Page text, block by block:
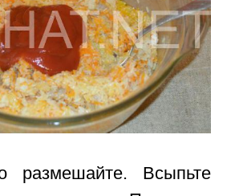
размешайте. Всыпьте